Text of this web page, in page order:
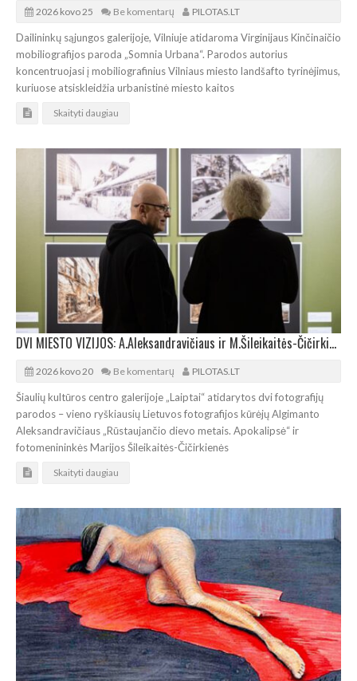
2026 kovo 25 Be komentarų PILOTAS.LT
Dailininkų sąjungos galerijoje, Vilniuje atidaroma Virginijaus Kinčinaičio
mobiliografijos paroda „Somnia Urbana“. Parodos autorius
koncentruojasi į mobiliografinius Vilniaus miesto landšafto tyrinėjimus,
kuriuose atsiskleidžia urbanistinė miesto kaitos
Skaityti daugiau
DVI MIESTO VIZIJOS: A.Aleksandravičiaus ir M.Šileikaitės-Čičirkienės fotoparodos Šiauliuose
2026 kovo 20 Be komentarų PILOTAS.LT
Šiaulių kultūros centro galerijoje „Laiptai“ atidarytos dvi fotografijų
parodos – vieno ryškiausių Lietuvos fotografijos kūrėjų Algimanto
Aleksandravičiaus „Rūstaujančio dievo metais. Apokalipsė“ ir
fotomenininkės Marijos Šileikaitės-Čičirkienės
Skaityti daugiau